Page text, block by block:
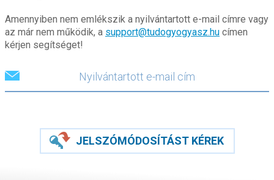
Amennyiben nem emlékszik a nyilvántartott e-mail címre vagy
az már nem működik, a support@tudogyogyasz.hu címen
kérjen segítséget!
JELSZÓMÓDOSÍTÁST KÉREK